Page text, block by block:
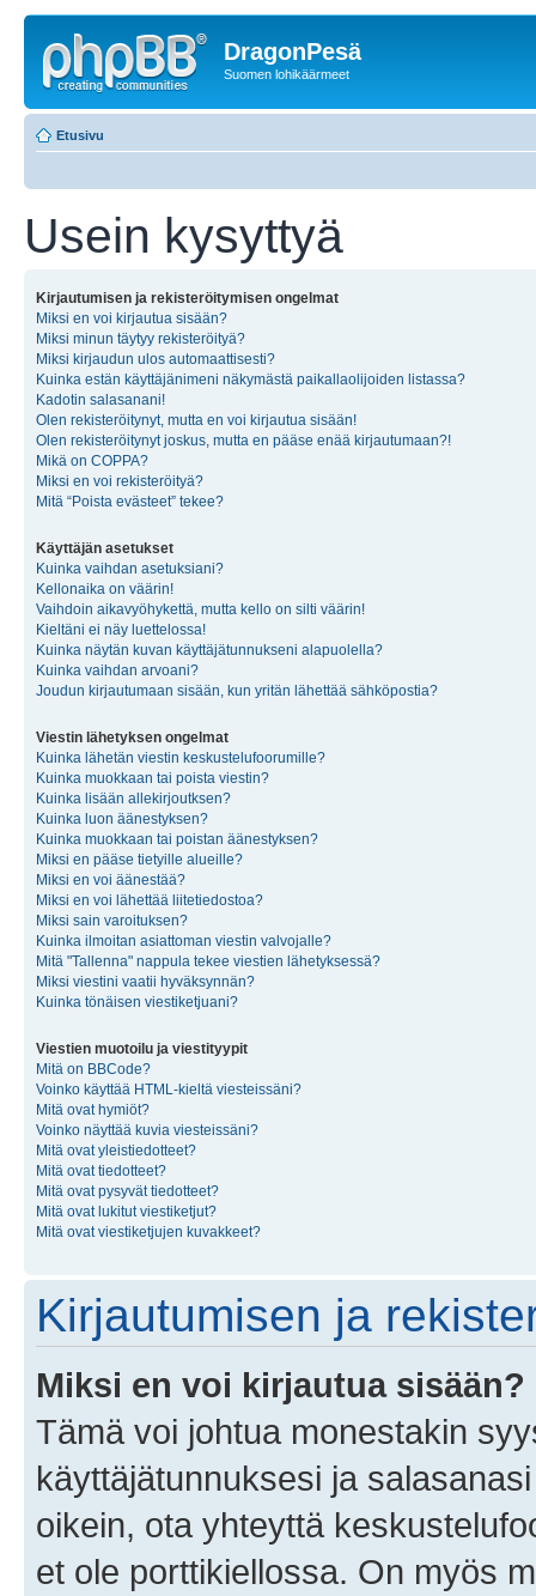
DragonPesä
Suomen lohikäärmeet
Etusivu
Usein kysyttyä
Kirjautumisen ja rekisteröitymisen ongelmat
Miksi en voi kirjautua sisään?
Miksi minun täytyy rekisteröityä?
Miksi kirjaudun ulos automaattisesti?
Kuinka estän käyttäjänimeni näkymästä paikallaolijoiden listassa?
Kadotin salasanani!
Olen rekisteröitynyt, mutta en voi kirjautua sisään!
Olen rekisteröitynyt joskus, mutta en pääse enää kirjautumaan?!
Mikä on COPPA?
Miksi en voi rekisteröityä?
Mitä “Poista evästeet” tekee?
Käyttäjän asetukset
Kuinka vaihdan asetuksiani?
Kellonaika on väärin!
Vaihdoin aikavyöhykettä, mutta kello on silti väärin!
Kieltäni ei näy luettelossa!
Kuinka näytän kuvan käyttäjätunnukseni alapuolella?
Kuinka vaihdan arvoani?
Joudun kirjautumaan sisään, kun yritän lähettää sähköpostia?
Viestin lähetyksen ongelmat
Kuinka lähetän viestin keskustelufoorumille?
Kuinka muokkaan tai poista viestin?
Kuinka lisään allekirjoutksen?
Kuinka luon äänestyksen?
Kuinka muokkaan tai poistan äänestyksen?
Miksi en pääse tietyille alueille?
Miksi en voi äänestää?
Miksi en voi lähettää liitetiedostoa?
Miksi sain varoituksen?
Kuinka ilmoitan asiattoman viestin valvojalle?
Mitä "Tallenna" nappula tekee viestien lähetyksessä?
Miksi viestini vaatii hyväksynnän?
Kuinka tönäisen viestiketjuani?
Viestien muotoilu ja viestityypit
Mitä on BBCode?
Voinko käyttää HTML-kieltä viesteissäni?
Mitä ovat hymiöt?
Voinko näyttää kuvia viesteissäni?
Mitä ovat yleistiedotteet?
Mitä ovat tiedotteet?
Mitä ovat pysyvät tiedotteet?
Mitä ovat lukitut viestiketjut?
Mitä ovat viestiketjujen kuvakkeet?
Kirjautumisen ja
Miksi en voi kirjautua sisään?
Tämä voi johtua monestakin
käyttäjätunnuksesi ja
oikein, ota yhteyttä
et ole porttikiellossa. On myös